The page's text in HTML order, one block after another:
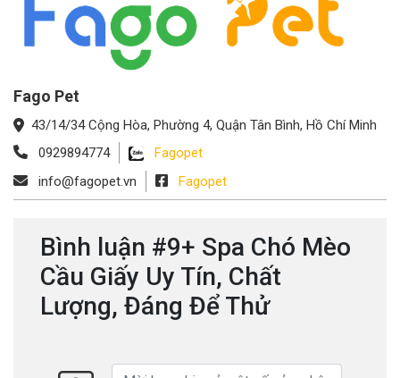
Fago Pet
43/14/34 Cộng Hòa, Phường 4, Quận Tân Bình, Hồ Chí Minh
0929894774
Fagopet
info@fagopet.vn
Fagopet
Bình luận #9+ Spa Chó Mèo
Cầu Giấy Uy Tín, Chất
Lượng, Đáng Để Thử